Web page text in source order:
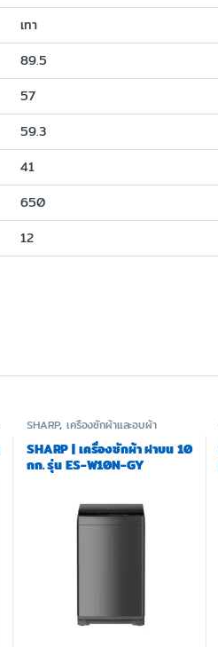
SHARP,เครื่องซักผ้าและอบผ้า
SHARP | เครื่องซักผ้า ฝาบน 10
กก. รุ่น ES-W10N-GY
เทา
89.5
57
59.3
41
650
12